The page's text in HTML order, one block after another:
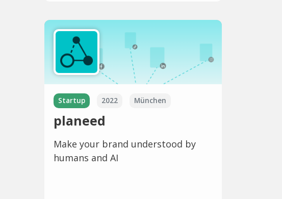
Startup 2022 München
planeed
Make your brand understood by
humans and AI